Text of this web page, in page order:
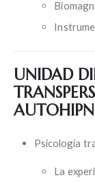
UNIDAD
Psicología
La